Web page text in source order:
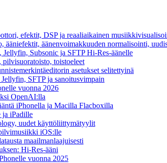
efektit, DSP ja reaaliaikainen
ääniefektit, äänenvoimakkuuden normalisointi,
Subsonic ja SFTP Hi-Res-äänelle
toistoeleet
asetukset selitettyinä
SFTP ja sanoitusvimpain
vuonna 2026
OpenAI:lla
iPhonella ja Macilla Flacboxilla
ja iPadille
uudet käyttöliittymätyylit
iOS:lle
maailmanlaajuisesti
Hi-Res-ääni
vuonna 2025